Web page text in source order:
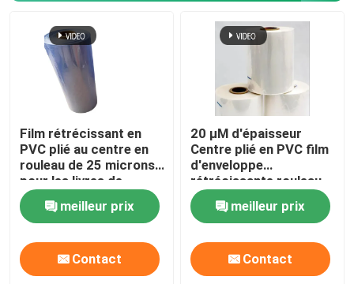
Film rétrécissant en
PVC plié au centre en
rouleau de 25 microns
pour les livres de
cosmétiques
meilleur prix
Contact
20 μM d'épaisseur
Centre plié en PVC film
d'enveloppe
rétrécissante rouleau
pour paniers cadeaux
paniersmeilleur prix
Contact